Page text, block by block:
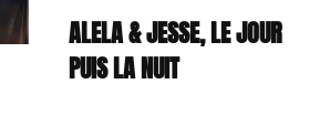
ALELA & JESSE, LE JOUR
PUIS LA NUIT